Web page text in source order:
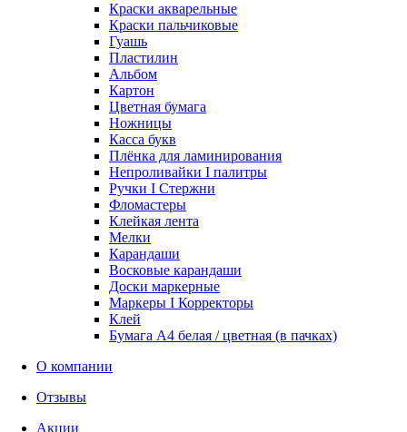
Краски акварельные
Краски пальчиковые
Гуашь
Пластилин
Альбом
Картон
Цветная бумага
Ножницы
Касса букв
Плёнка для ламинирования
Непроливайки I палитры
Ручки I Стержни
Фломастеры
Клейкая лента
Мелки
Карандаши
Восковые карандаши
Доски маркерные
Маркеры I Корректоры
Клей
Бумага А4 белая / цветная (в пачках)
О компании
Отзывы
Акции